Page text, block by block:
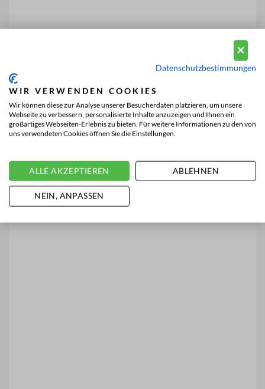
Datenschutzbestimmungen
WIR VERWENDEN COOKIES
Wir können diese zur Analyse unserer Besucherdaten platzieren, um unsere
Webseite zu verbessern, personalisierte Inhalte anzuzeigen und Ihnen ein
großartiges Webseiten-Erlebnis zu bieten. Für weitere Informationen zu den von
uns verwendeten Cookies öffnen Sie die Einstellungen.
ALLE AKZEPTIEREN ABLEHNEN
NEIN, ANPASSEN